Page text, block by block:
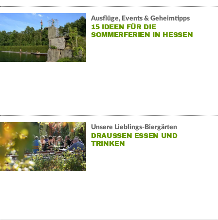
Ausflüge, Events & Geheimtipps
15 IDEEN FÜR DIE
SOMMERFERIEN IN HESSEN
Unsere Lieblings-Biergärten
DRAUSSEN ESSEN UND T
RINKEN